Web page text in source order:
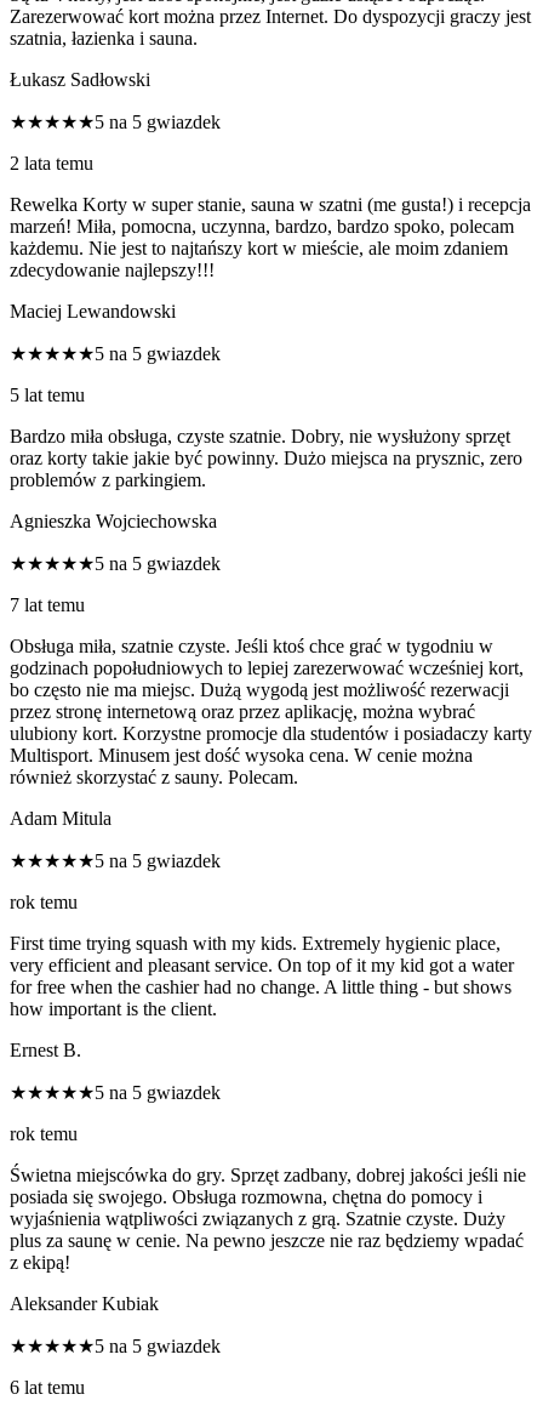
Zarezerwować kort można przez Internet. Do dyspozycji graczy jest
szatnia, łazienka i sauna.
Łukasz Sadłowski
★★★★★5 na 5 gwiazdek
2 lata temu
Rewelka Korty w super stanie, sauna w szatni (me gusta!) i recepcja
marzeń! Miła, pomocna, uczynna, bardzo, bardzo spoko, polecam
każdemu. Nie jest to najtańszy kort w mieście, ale moim zdaniem
zdecydowanie najlepszy!!!
Maciej Lewandowski
★★★★★5 na 5 gwiazdek
5 lat temu
Bardzo miła obsługa, czyste szatnie. Dobry, nie wysłużony sprzęt
oraz korty takie jakie być powinny. Dużo miejsca na prysznic, zero
problemów z parkingiem.
Agnieszka Wojciechowska
★★★★★5 na 5 gwiazdek
7 lat temu
Obsługa miła, szatnie czyste. Jeśli ktoś chce grać w tygodniu w
godzinach popołudniowych to lepiej zarezerwować wcześniej kort,
bo często nie ma miejsc. Dużą wygodą jest możliwość rezerwacji
przez stronę internetową oraz przez aplikację, można wybrać
ulubiony kort. Korzystne promocje dla studentów i posiadaczy karty
Multisport. Minusem jest dość wysoka cena. W cenie można
również skorzystać z sauny. Polecam.
Adam Mitula
★★★★★5 na 5 gwiazdek
rok temu
First time trying squash with my kids. Extremely hygienic place,
very efficient and pleasant service. On top of it my kid got a water
for free when the cashier had no change. A little thing - but shows
how important is the client.
Ernest B.
★★★★★5 na 5 gwiazdek
rok temu
Świetna miejscówka do gry. Sprzęt zadbany, dobrej jakości jeśli nie
posiada się swojego. Obsługa rozmowna, chętna do pomocy i
wyjaśnienia wątpliwości związanych z grą. Szatnie czyste. Duży
plus za saunę w cenie. Na pewno jeszcze nie raz będziemy wpadać
z ekipą!
Aleksander Kubiak
★★★★★5 na 5 gwiazdek
6 lat temu